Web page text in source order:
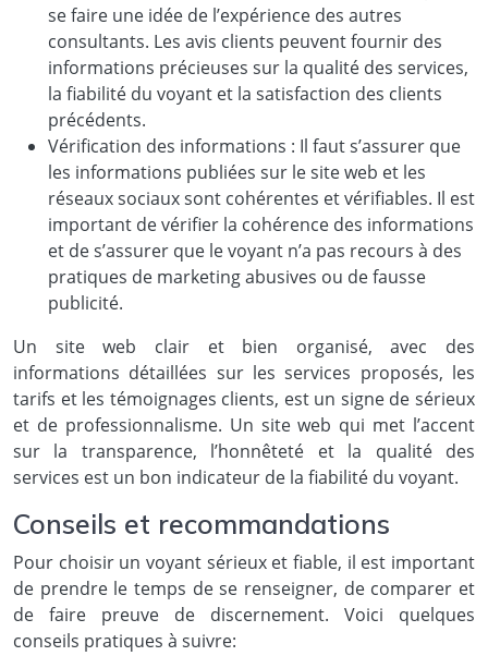
se faire une idée de l’expérience des autres
consultants. Les avis clients peuvent fournir des
informations précieuses sur la qualité des services,
la fiabilité du voyant et la satisfaction des clients
précédents.
Vérification des informations : Il faut s’assurer que
les informations publiées sur le site web et les
réseaux sociaux sont cohérentes et vérifiables. Il est
important de vérifier la cohérence des informations
et de s’assurer que le voyant n’a pas recours à des
pratiques de marketing abusives ou de fausse
publicité.
Un site web clair et bien organisé, avec des
informations détaillées sur les services proposés, les
tarifs et les témoignages clients, est un signe de sérieux
et de professionnalisme. Un site web qui met l’accent
sur la transparence, l’honnêteté et la qualité des
services est un bon indicateur de la fiabilité du voyant.
Conseils et recommandations
Pour choisir un voyant sérieux et fiable, il est important
de prendre le temps de se renseigner, de comparer et
de faire preuve de discernement. Voici quelques
conseils pratiques à suivre: